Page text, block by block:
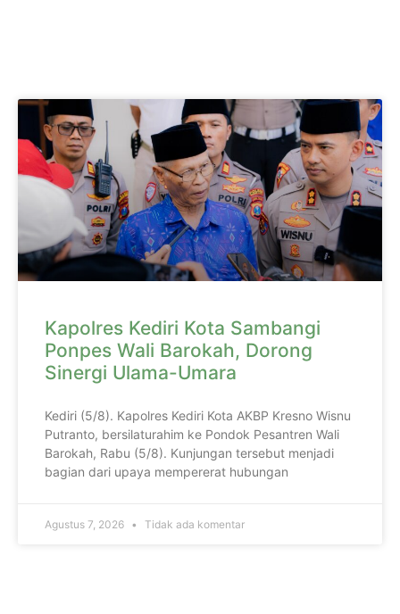
Kapolres Kediri Kota Sambangi
Ponpes Wali Barokah, Dorong
Sinergi Ulama-Umara
Kediri (5/8). Kapolres Kediri Kota AKBP Kresno Wisnu
Putranto, bersilaturahim ke Pondok Pesantren Wali
Barokah, Rabu (5/8). Kunjungan tersebut menjadi
bagian dari upaya mempererat hubungan
Agustus 7, 2026 Tidak ada komentar